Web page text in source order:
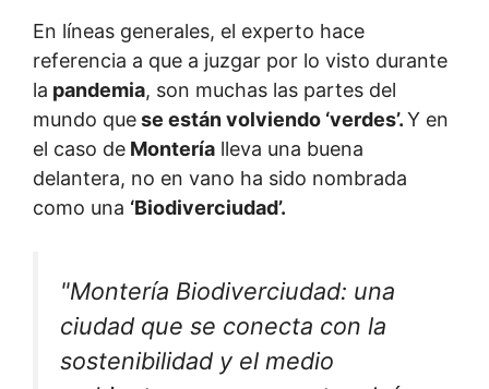
En líneas generales, el experto hace
referencia a que a juzgar por lo visto durante
la pandemia, son muchas las partes del
mundo quese están volviendo ‘verdes’.Y en
el caso de Montería lleva una buena
delantera, no en vano ha sido nombrada
como una ‘Biodiverciudad’.
"Montería Biodiverciudad: una
ciudad que se conecta con la
sostenibilidad y el medio